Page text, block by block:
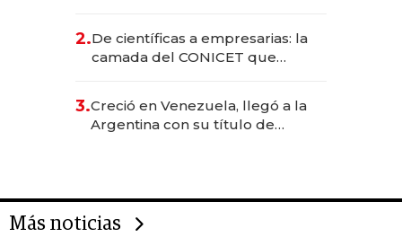
2.De científicas a empresarias: la
camada del CONICET que
3.Creció en Venezuela, llegó a la
Argentina con su título de
Más noticias